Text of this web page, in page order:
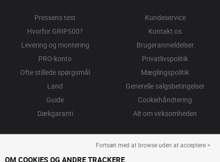
Pressens test
Hvorfor GRIP500?
Levering og montering
PRO-konto
Ofte stillede spørgsmål
Land
Guide
Dækgaranti
Kundeservice
Kontakt os
Brugeranmeldelser
Privatlivspolitik
Mæglingspolitik
Generelle salgsbetingelser
Cookiehåndtering
Alt om virksomheden
Fortsæt med at browse uden at acceptere >
OM COOKIES OG ANDRE TRACKERE